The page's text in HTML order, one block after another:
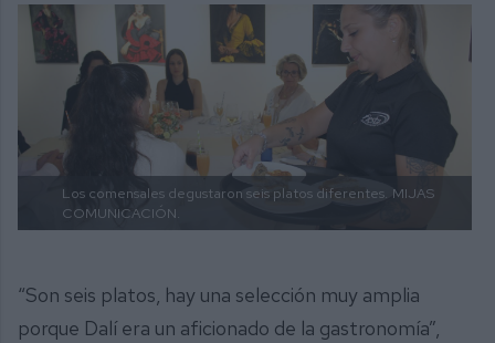
Los comensales degustaron seis platos diferentes. MIJAS
COMUNICACIÓN.
“Son seis platos, hay una selección muy amplia
porque Dalí era un aficionado de la gastronomía”,